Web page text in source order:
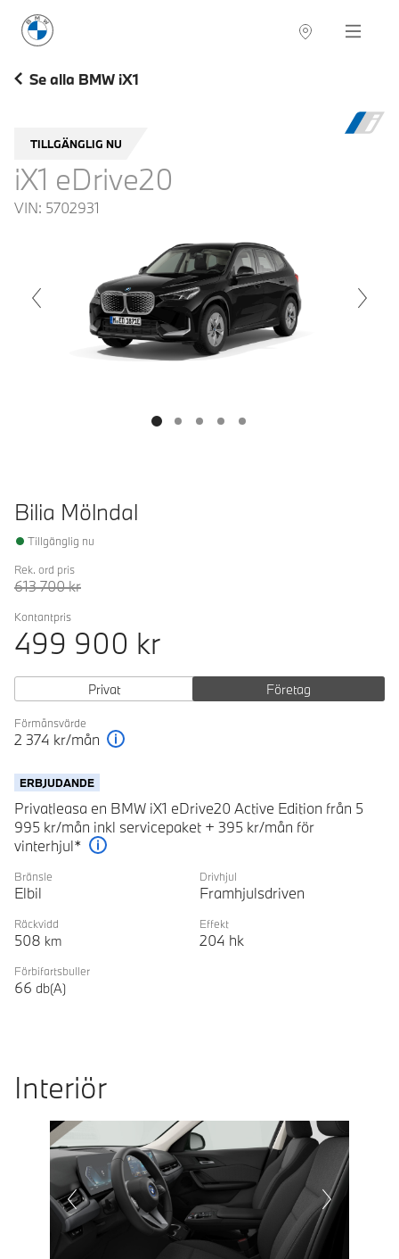
BMW Sverige Navigation
Se alla BMW iX1
TILLGÄNGLIG NU
iX1 eDrive20
VIN: 5702931
Bilia Mölndal
Tillgänglig nu
Rek. ord pris
613 700kr
Kontantpris
499 900 kr
Privat Företag
Förmånsvärde
2 374 kr/mån
ERBJUDANDE
Privatleasa en BMW iX1 eDrive20 Active Edition från 5
995 kr/mån inkl servicepaket + 395 kr/mån för
vinterhjul*
Bränsle
Elbil
Drivhjul
Framhjulsdriven
Räckvidd
508 km
Effekt
204 hk
Förbifartsbuller
66 db(A)
Interiör
Next